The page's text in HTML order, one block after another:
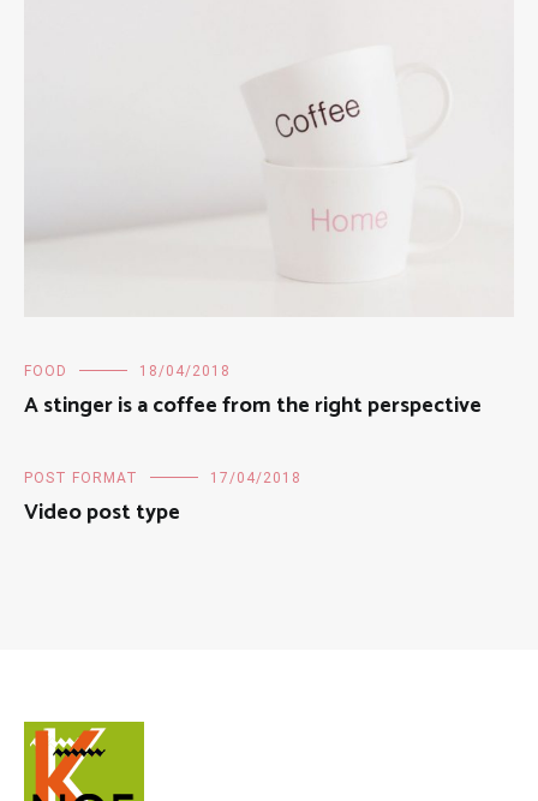
FOOD 18/04/2018
A stinger is a coffee from the right perspective
POST FORMAT 17/04/2018
Video post type